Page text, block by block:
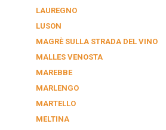
LAUREGNO
LUSON
MAGRÈ SULLA STRADA DEL VINO
MALLES VENOSTA
MAREBBE
MARLENGO
MARTELLO
MELTINA